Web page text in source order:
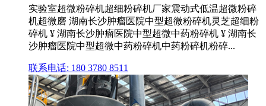
实验室超微粉碎机超细粉碎机厂家震动式低温超微粉碎
机超微磨 湖南长沙肿瘤医院中型超微粉碎机灵芝超细粉
碎机 ¥ 湖南长沙肿瘤医院中型超微中药粉碎机 ¥ 湖南长
沙肿瘤医院中型超微中药粉碎机中药粉碎机粉碎...
联系电话: 180 3780 8511